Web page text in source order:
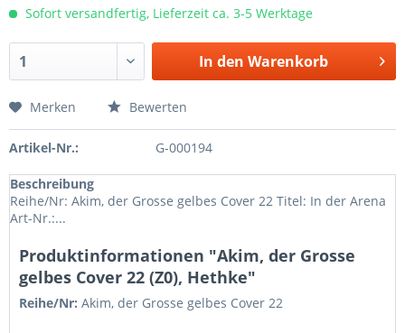
Sofort versandfertig, Lieferzeit ca. 3-5 Werktage
In den Warenkorb
Merken Bewerten
Artikel-Nr.: G-000194
Beschreibung
Reihe/Nr: Akim, der Grosse gelbes Cover 22 Titel: In der Arena
Art-Nr.:...
Produktinformationen "Akim, der Grosse
gelbes Cover 22 (Z0), Hethke"
Reihe/Nr: Akim, der Grosse gelbes Cover 22